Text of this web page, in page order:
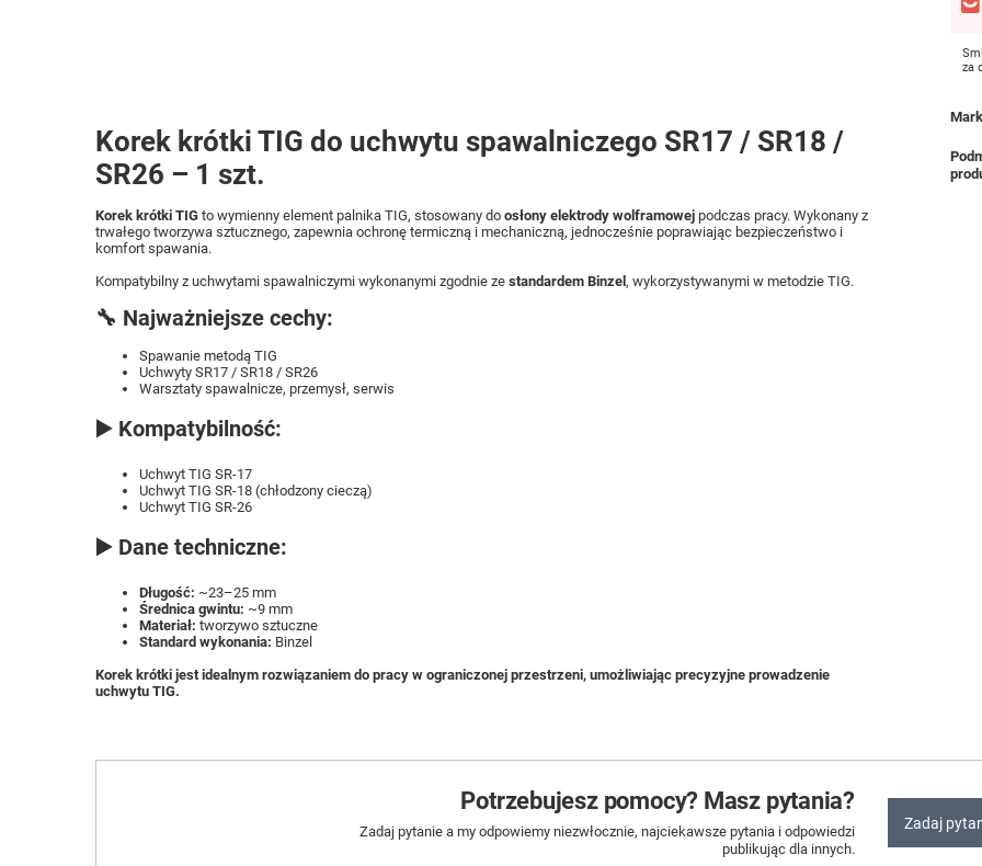
za
Korek krótki TIG do uchwytu spawalniczego SR17 / SR18 /
SR26 – 1 szt.
Korek krótki TIG to wymienny element palnika TIG, stosowany do osłony elektrody wolframowej podczas pracy. Wykonany z
trwałego tworzywa sztucznego, zapewnia ochronę termiczną i mechaniczną, jednocześnie poprawiając bezpieczeństwo i
komfort spawania.
Kompatybilny z uchwytami spawalniczymi wykonanymi zgodnie ze standardem Binzel, wykorzystywanymi w metodzie TIG.
🔧 Najważniejsze cechy:
Spawanie metodą TIG
Uchwyty SR17 / SR18 / SR26
Warsztaty spawalnicze, przemysł, serwis
▶️ Kompatybilność:
Uchwyt TIG SR-17
Uchwyt TIG SR-18 (chłodzony cieczą)
Uchwyt TIG SR-26
▶️ Dane techniczne:
Długość: ~23–25 mm
Średnica gwintu: ~9 mm
Materiał: tworzywo sztuczne
Standard wykonania: Binzel
Korek krótki jest idealnym rozwiązaniem do pracy w ograniczonej przestrzeni, umożliwiając precyzyjne prowadzenie
uchwytu TIG.
Potrzebujesz pomocy? Masz pytania?
Zadaj pytanie a my odpowiemy niezwłocznie, najciekawsze pytania i odpowiedzi
publikując dla innych.
Zadaj